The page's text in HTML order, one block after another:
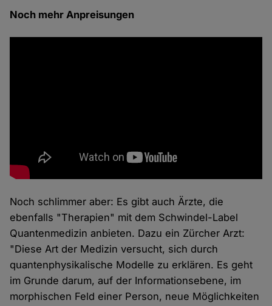
Noch mehr Anpreisungen
Noch schlimmer aber: Es gibt auch Ärzte, die
ebenfalls "Therapien" mit dem Schwindel-Label
Quantenmedizin anbieten. Dazu ein Zürcher Arzt:
"Diese Art der Medizin versucht, sich durch
quantenphysikalische Modelle zu erklären. Es geht
im Grunde darum, auf der Informationsebene, im
morphischen Feld einer Person, neue Möglichkeiten